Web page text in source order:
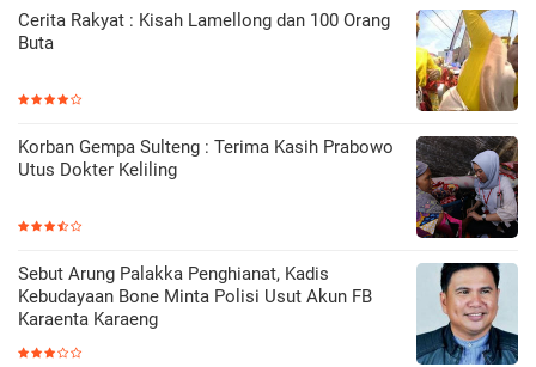
Cerita Rakyat : Kisah Lamellong dan 100 Orang
Buta
Korban Gempa Sulteng : Terima Kasih Prabowo
Utus Dokter Keliling
Sebut Arung Palakka Penghianat, Kadis
Kebudayaan Bone Minta Polisi Usut Akun FB
Karaenta Karaeng